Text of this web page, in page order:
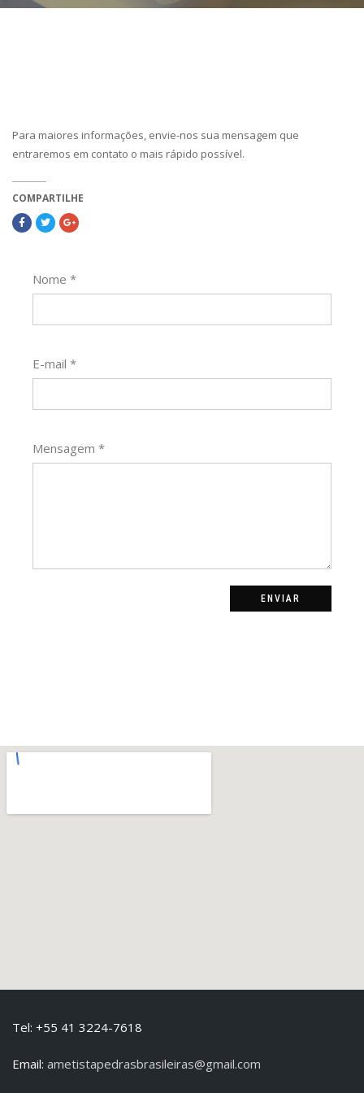
Para maiores informações, envie-nos sua mensagem que
entraremos em contato o mais rápido possível.
COMPARTILHE
Nome *
E-mail *
Mensagem *
ENVIAR
Tel: +55 41 3224-7618
Email: ametistapedrasbrasileiras@gmail.com